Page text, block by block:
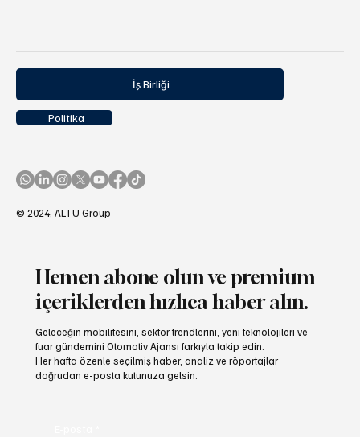
Hemen abone olun ve premium
içeriklerden hızlıca haber alın.
Geleceğin mobilitesini, sektör trendlerini, yeni teknolojileri ve
fuar gündemini Otomotiv Ajansı farkıyla takip edin.
Her hafta özenle seçilmiş haber, analiz ve röportajlar
doğrudan e-posta kutunuza gelsin.
İş Birliği
Politika
© 2024, ALTU Group